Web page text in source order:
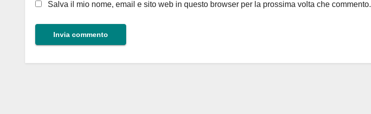
Salva il mio nome, email e sito web in questo browser per la prossima volta che commento.